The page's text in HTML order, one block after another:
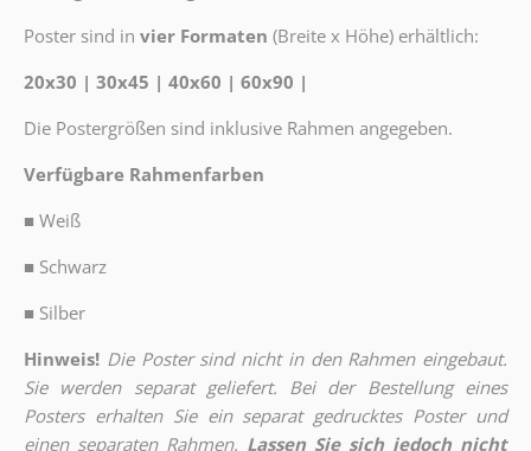
Poster sind in vier Formaten (Breite x Höhe) erhältlich:
20x30 | 30x45 | 40x60 | 60x90 |
Die Postergrößen sind inklusive Rahmen angegeben.
Verfügbare Rahmenfarben
■ Weiß
■ Schwarz
■ Silber
Hinweis! Die Poster sind nicht in den Rahmen eingebaut.
Sie werden separat geliefert. Bei der Bestellung eines
Posters erhalten Sie ein separat gedrucktes Poster und
einen separaten Rahmen. Lassen Sie sich jedoch nicht